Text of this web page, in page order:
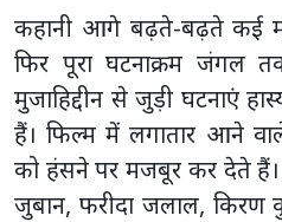
कहानी आगे बढ़ते-बढ़ते कई
फिर पूरा घटनाक्रम जंगल
मुजाहिद्दीन से जुड़ी घटनाएं
हैं। फिल्म में लगातार आने
को हंसने पर मजबूर कर देते हैं।
जुबान, फरीदा जलाल, किरण